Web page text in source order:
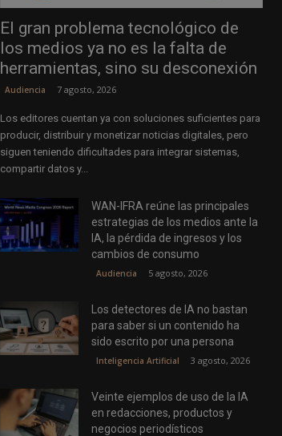
El gran problema tecnológico de
los medios ya no es la falta de
herramientas, sino su desconexión
Audiencia 7 agosto, 2026
Los editores cuentan ya con soluciones suficientes para
producir, distribuir y monetizar noticias digitales, pero
siguen teniendo dificultades para integrar sistemas,
compartir datos y...
WAN-IFRA reúne las principales
estrategias de los medios ante la
IA, la pérdida de ingresos y los
cambios de consumo
Audiencia 5 agosto, 2026
Los detectores de IA no bastan
para saber si un contenido ha
sido escrito por una persona
Inteligencia Artificial 3 agosto, 2026
Veinte ejemplos de uso de la IA
en redacciones, productos y
negocios periodísticos